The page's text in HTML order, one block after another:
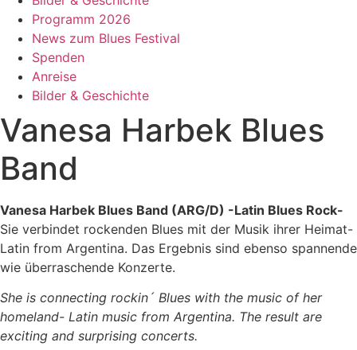
Programm 2026
News zum Blues Festival
Spenden
Anreise
Bilder & Geschichte
Vanesa Harbek Blues
Band
Vanesa Harbek Blues Band (ARG/D) -Latin Blues Rock-
Sie verbindet rockenden Blues mit der Musik ihrer Heimat-
Latin from Argentina. Das Ergebnis sind ebenso spannende
wie überraschende Konzerte.
She is connecting rockin´ Blues with the music of her
homeland- Latin music from Argentina. The result are
exciting and surprising concerts.